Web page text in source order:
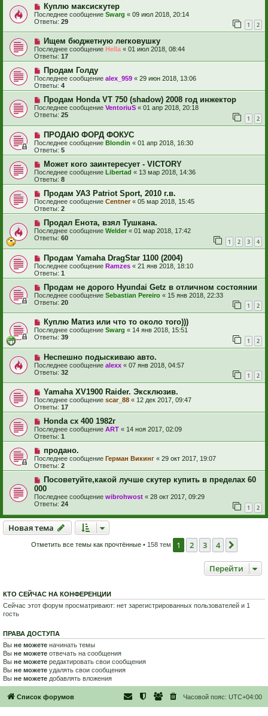
Куплю максискутер
Последнее сообщение Swarg « 09 июл 2018, 20:14
Ответы: 29 1 2
Ищем бюджетную легковушку
Последнее сообщение Hella « 01 июл 2018, 08:44
Ответы: 17
Продам Голду
Последнее сообщение alex_959 « 29 июн 2018, 13:06
Ответы: 4
Продам Honda VT 750 (shadow) 2008 год инжектор
Последнее сообщение VentoriuS « 01 апр 2018, 20:18
Ответы: 25 1 2
ПРОДАЮ ФОРД ФОКУС
Последнее сообщение Blondin « 01 апр 2018, 16:30
Ответы: 5
Может кого заинтересует - VICTORY
Последнее сообщение Libertad « 13 мар 2018, 14:36
Ответы: 8
Продам УАЗ Patriot Sport, 2010 г.в.
Последнее сообщение Centner« 05 мар 2018, 15:45
Ответы: 2
Продал Енота, взял Тушкана.
Последнее сообщение Welder « 01 мар 2018, 17:42
Ответы: 60 1 2 3 4
Продам Yamaha DragStar 1100 (2004)
Последнее сообщение Ramzes « 21 янв 2018, 18:10
Ответы: 1
Продам не дорого Hyundai Getz в отличном состоянии
Последнее сообщение Sebastian Pereiro « 15 янв 2018, 22:33
Ответы: 20 1 2
Куплю Матиз или что то около того)))
Последнее сообщение Swarg « 14 янв 2018, 15:51
Ответы: 39 1 2
Неспешно подыскиваю авто.
Последнее сообщение alexx « 07 янв 2018, 04:57
Ответы: 32 1 2
Yamaha XV1900 Raider. Эксклюзив.
Последнее сообщение scar_88 « 12 дек 2017, 09:47
Ответы: 17
Honda cx 400 1982г
Последнее сообщение ART « 14 ноя 2017, 02:09
Ответы: 1
продано.
Последнее сообщение Герман Викинг « 29 окт 2017, 19:07
Ответы: 2
Посоветуйте,какой лучше скутер купить в пределах 60
000
Последнее сообщение wibrohwost « 28 окт 2017, 09:29
Ответы: 24 1 2
Новая тема
Новаятема
Отметить все темы как прочтённые• 158 тем 1 2 3 4
Перейти
КТО СЕЙЧАС НА КОНФЕРЕНЦИИ
Сейчас этот форум просматривают: нет зарегистрированных пользователей и 1
гость
ПРАВА ДОСТУПА
Вы не можете начинать темы
Вы не можете отвечать на сообщения
Вы не можете редактировать свои сообщения
Вы не можете удалять свои сообщения
Вы не можете добавлять вложения
Список форумов Часовой пояс: UTC+04:00